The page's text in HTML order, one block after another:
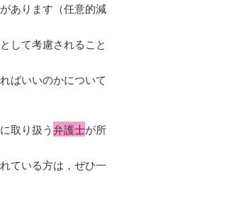
あります（任意的減
して考慮されること
ばいいのかについて
取り扱う弁護士が所
ている方は，ぜひ一